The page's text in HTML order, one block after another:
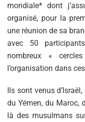
mondiale* dont
organisé, pour la
une réunion de sa
avec 50
nombreux «
l’organisation dans
Ils sont venus
du Yémen, du Maroc,
là des musulmans